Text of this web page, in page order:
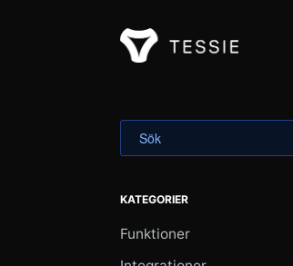
KATEGORIER
Funktioner